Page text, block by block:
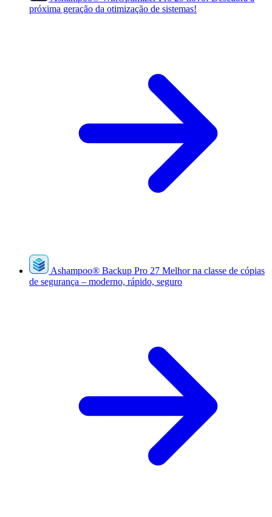
próxima geração da otimização de sistemas!
Ashampoo® Backup Pro 27 Melhor na classe de cópias
de segurança – moderno, rápido, seguro